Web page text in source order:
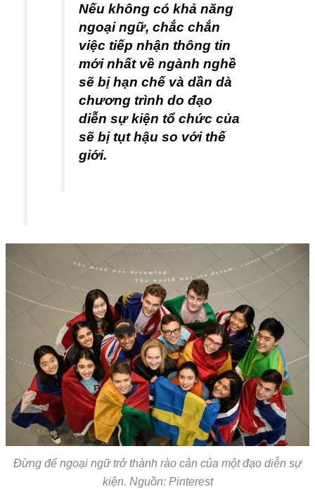
Nếu không có khả năng
ngoại ngữ, chắc chắn
việc tiếp nhận thông tin
mới nhất về ngành nghề
sẽ bị hạn chế và dần dà
chương trình do đạo
diễn sự kiện tổ chức của
sẽ bị tụt hậu so với thế
giới.
Đừng để ngoại ngữ trở thành rào cản của một đạo diễn sự
kiện. Nguồn: Pinterest